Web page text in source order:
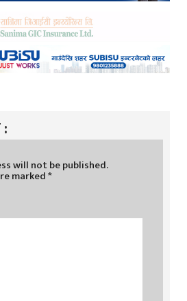
:
will not be published.
marked*